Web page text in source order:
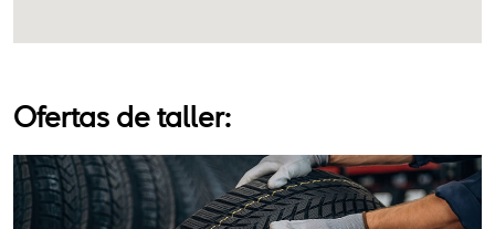
Ofertas de taller: